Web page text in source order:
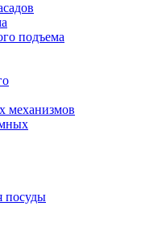
подъема
механизмов